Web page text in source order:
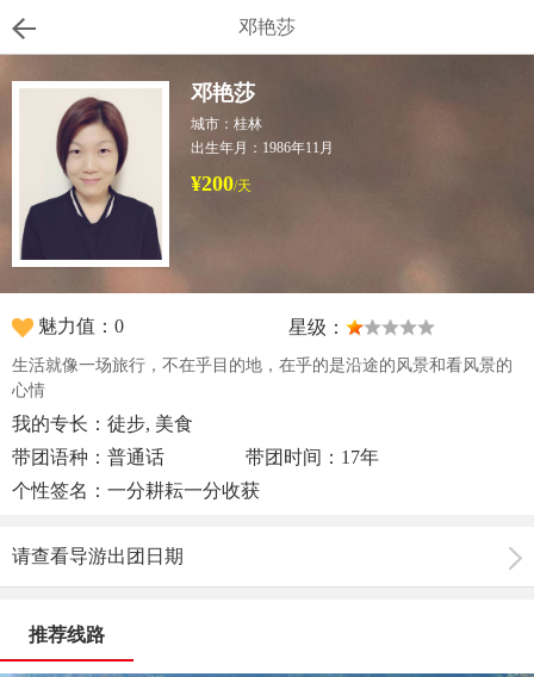
邓艳莎
邓艳莎
城市：桂林
出生年月：1986年11月
¥200/天
魅力值：0 星级：
生活就像一场旅行，不在乎目的地，在乎的是沿途的风景和看风景的
心情
我的专长：徒步, 美食
带团语种：普通话
带团时间：17年
个性签名：一分耕耘一分收获
请查看导游出团日期
推荐线路